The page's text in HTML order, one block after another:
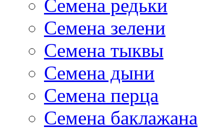
Семена редьки
Семена зелени
Семена тыквы
Семена дыни
Семена перца
Семена баклажана